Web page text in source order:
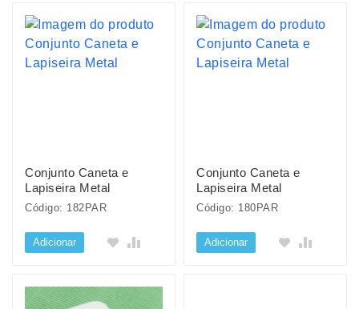
Conjunto Caneta e
Lapiseira Metal
Código: 182PAR
Adicionar
Conjunto Caneta e
Lapiseira Metal
Código: 180PAR
Adicionar